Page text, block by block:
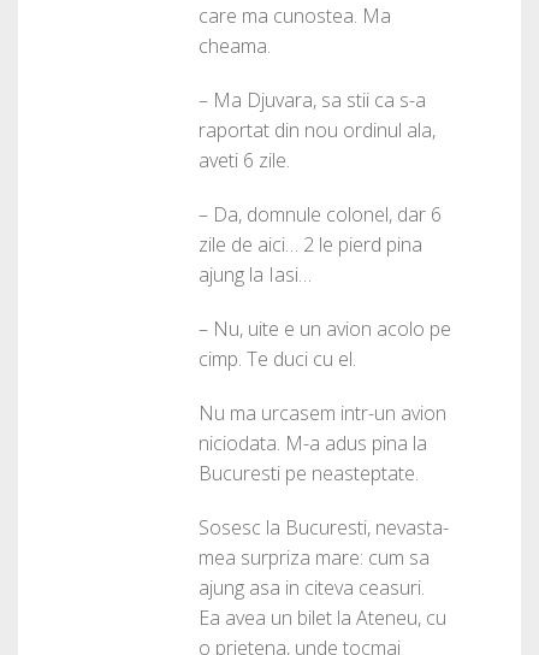
care ma cunostea. Ma
cheama.
– Ma Djuvara, sa stii ca s-a
raportat din nou ordinul ala,
aveti 6 zile.
– Da, domnule colonel, dar 6
zile de aici… 2 le pierd pina
ajung la Iasi…
– Nu, uite e un avion acolo pe
cimp. Te duci cu el.
Nu ma urcasem intr-un avion
niciodata. M-a adus pina la
Bucuresti pe neasteptate.
Sosesc la Bucuresti, nevasta-
mea surpriza mare: cum sa
ajung asa in citeva ceasuri.
Ea avea un bilet la Ateneu, cu
o prietena, unde tocmai